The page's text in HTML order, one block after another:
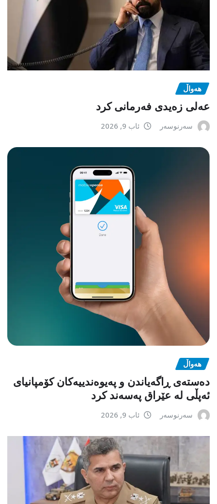
هەواڵ
عەلی زەیدی فەرمانی کرد
سەرنوسەر ئاب 9, 2026
هەواڵ
دەستەی ڕاگەیاندن و پەیوەندییەکان کۆمپانیای
ئەپڵی لە عێراق پەسەند کرد
سەرنوسەر ئاب 9, 2026